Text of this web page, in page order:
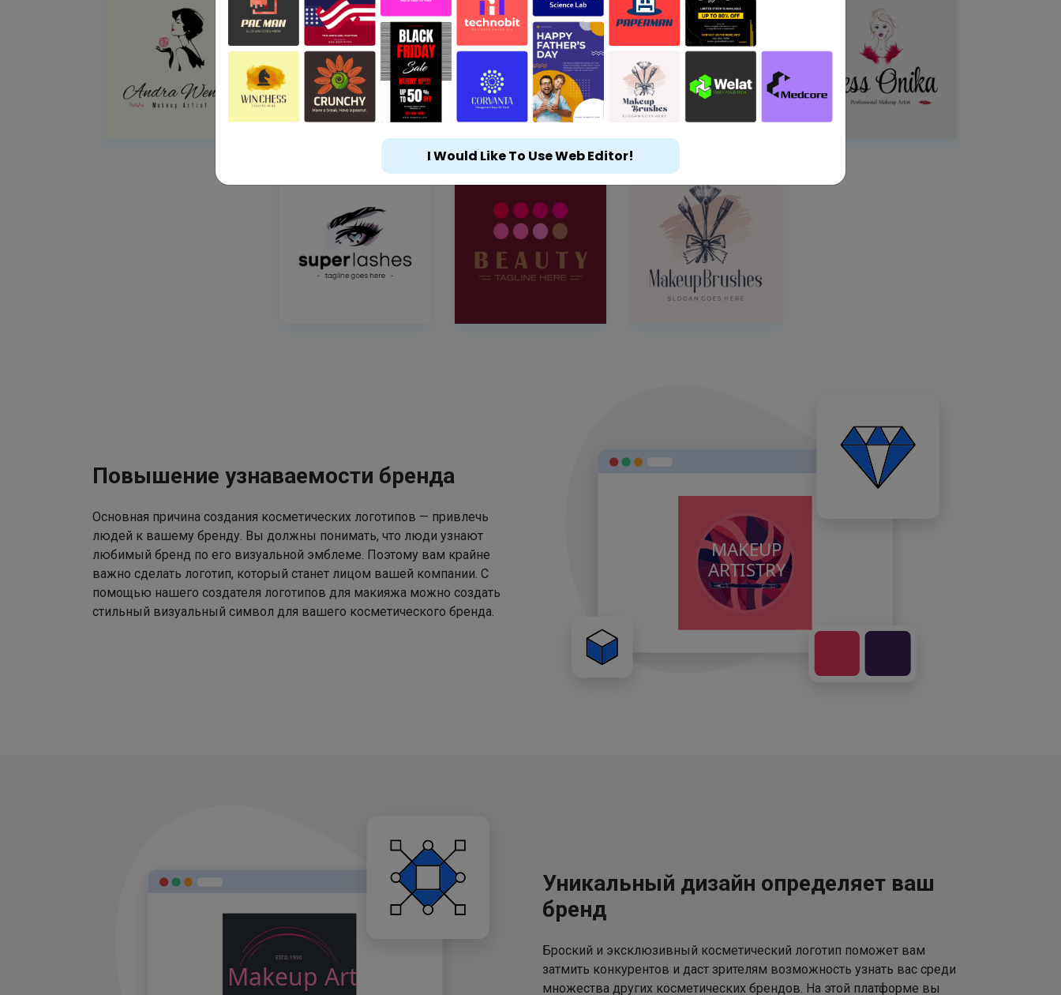
Повышение узнаваемости бренда
Основная причина создания косметических логотипов — привлечь
людей к вашему бренду. Вы должны понимать, что люди узнают
любимый бренд по его визуальной эмблеме. Поэтому вам крайне
важно сделать логотип, который станет лицом вашей компании. С
помощью нашего создателя логотипов для макияжа можно создать
стильный визуальный символ для вашего косметического бренда.
Уникальный дизайн определяет ваш
бренд
Броский и эксклюзивный косметический логотип поможет вам
затмить конкурентов и даст зрителям возможность узнать вас среди
множества других косметических брендов. На этой платформе вы
I Would Like To Use Web Editor!